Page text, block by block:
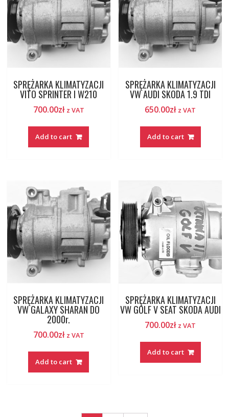
SPRĘŻARKA KLIMATYZACJI
VITO SPRINTER I W210
700.00zł z VAT
Add to cart
SPRĘŻARKA KLIMATYZACJI
VW AUDI SKODA 1.9 TDI
650.00zł z VAT
Add to cart
SPRĘŻARKA KLIMATYZACJI
VW GALAXY SHARAN DO
2000r.
700.00zł z VAT
Add to cart
SPRĘŻARKA KLIMATYZACJI
VW GOLF V SEAT SKODA AUDI
700.00zł z VAT
Add to cart